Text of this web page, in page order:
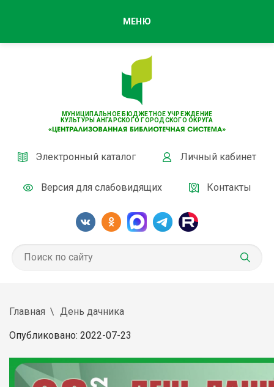
МУНИЦИПАЛЬНОЕ БЮДЖЕТНОЕ УЧРЕЖДЕНИЕ
КУЛЬТУРЫ АНГАРСКОГО ГОРОДСКОГО ОКРУГА
Электронный каталог Личный кабинет
Версия для слабовидящих Контакты
МЕНЮ
Главная День дачника
Опубликовано: 2022-07-23